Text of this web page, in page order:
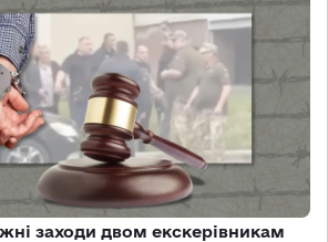
заходи двом екскерівникам